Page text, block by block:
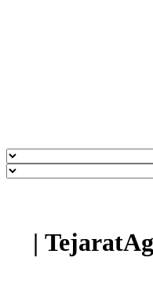
خدمات شبکه - TejaratAgahi |